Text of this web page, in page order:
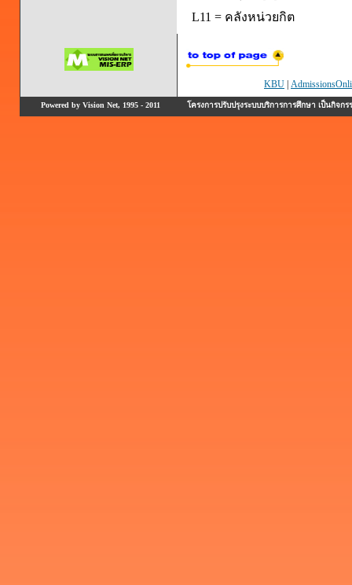
L11 = คลังหน่วยกิต
KBU
Powered by Vision Net, 1995 - 2011 โครงการปรับปรุงระบบบริการการศึกษา เป็นกิ